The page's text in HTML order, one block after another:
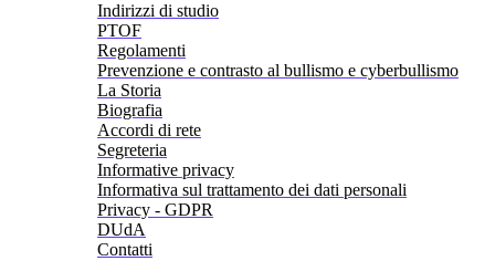
Indirizzi di studio
PTOF
Regolamenti
Prevenzione e contrasto al bullismo e cyberbullismo
La Storia
Biografia
Accordi di rete
Segreteria
Informative privacy
Informativa sul trattamento dei dati personali
Privacy - GDPR
DUdA
Contatti